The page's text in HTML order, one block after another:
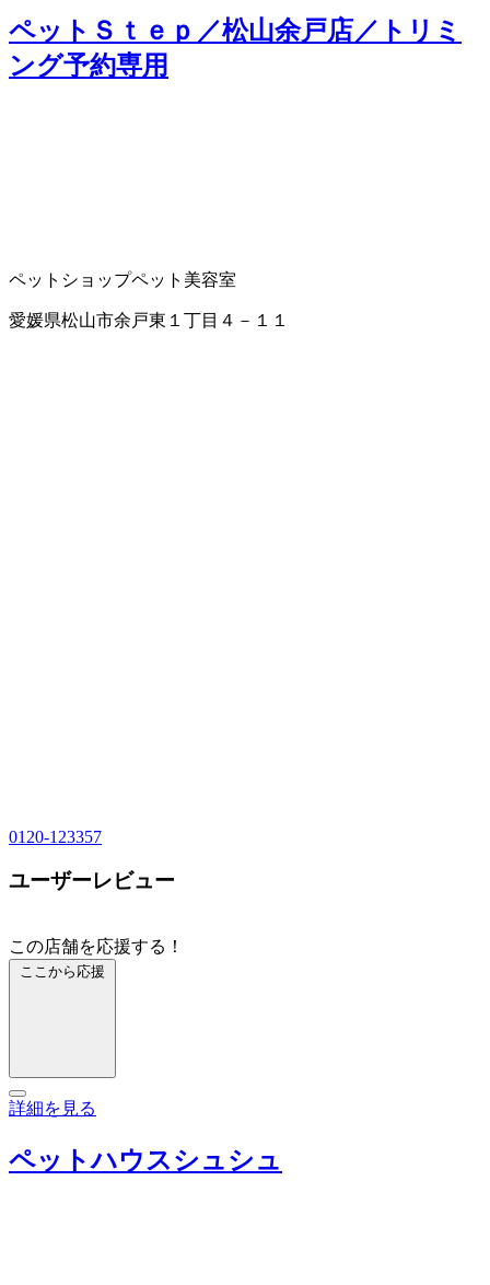
ペットＳｔｅｐ／松山余戸店／トリミ
ング予約専用
ペットショップペット美容室
愛媛県松山市余戸東１丁目４－１１
0120-123357
ユーザーレビュー
この店舗を応援する！
ここから応援
詳細を見る
ペットハウスシュシュ